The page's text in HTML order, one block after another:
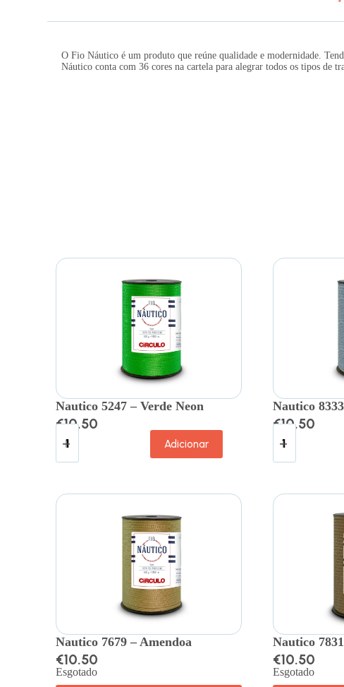
O Fio Náutico é um produto que reúne qualidade e modernidade.
Náutico conta com 36 cores na cartela para alegrar todos os tipos de
Nautico 5247 – Verde Neon
€10.50
Adicionar
Nautico
€10.50
Nautico 7679 – Amendoa
€10.50
Esgotado
Nautico
€10.50
Esgotado